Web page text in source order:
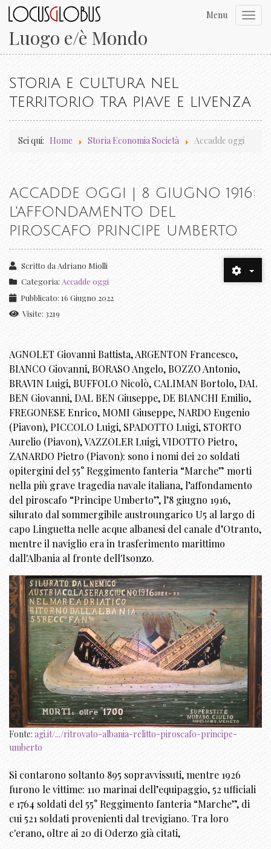
Luogo e/è Mondo
Menu
STORIA E CULTURA NEL
TERRITORIO TRA PIAVE E LIVENZA
Sei qui: Home Storia Economia Società Accadde oggi
ACCADDE OGGI | 8 GIUGNO 1916:
L'AFFONDAMENTO DEL
PIROSCAFO PRINCIPE UMBERTO
Scritto da Adriano Miolli
Categoria: Accadde oggi
Pubblicato: 16 Giugno 2022
Visite: 3219
AGNOLET Giovanni Battista, ARGENTON Francesco,
BIANCO Giovanni, BORASO Angelo, BOZZO Antonio,
BRAVIN Luigi, BUFFOLO Nicolò, CALIMAN Bortolo, DAL
BEN Giovanni, DAL BEN Giuseppe, DE BIANCHI Emilio,
FREGONESE Enrico, MOMI Giuseppe, NARDO Eugenio
(Piavon), PICCOLO Luigi, SPADOTTO Luigi, STORTO
Aurelio (Piavon), VAZZOLER Luigi, VIDOTTO Pietro,
ZANARDO Pietro (Piavon): sono i nomi dei 20 soldati
opitergini del 55° Reggimento fanteria “Marche” morti
nella più grave tragedia navale italiana, l’affondamento
del piroscafo “Principe Umberto”, l’8 giugno 1916,
silurato dal sommergibile austroungarico U5 al largo di
capo Linguetta nelle acque albanesi del canale d’Otranto,
mentre il naviglio era in trasferimento marittimo
dall'Albania al fronte dell'Isonzo.
Fonte: agi.it/.../ritrovato-albania-relitto-piroscafo-principe-
umberto
Si contarono soltanto 895 sopravvissuti, mentre 1926
furono le vittime: 110 marinai dell’equipaggio, 52 ufficiali
e 1764 soldati del 55° Reggimento fanteria “Marche”, di
cui 521 soldati provenienti dal trevigiano. Tra loro
c'erano, oltre ai 20 di Oderzo già citati,